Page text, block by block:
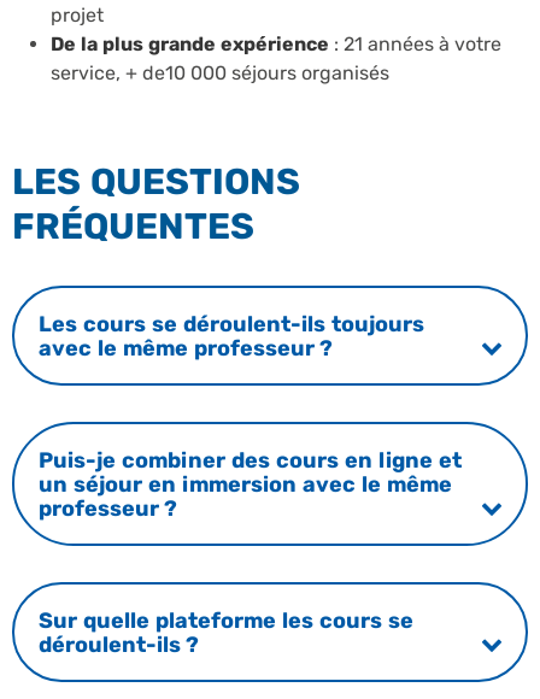
projet
De la plus grande expérience : 21 années à votre
service, + de10 000 séjours organisés
LES QUESTIONS
FRÉQUENTES
Les cours se déroulent-ils toujours
avec le même professeur ?
Puis-je combiner des cours en ligne et
un séjour en immersion avec le même
professeur ?
Sur quelle plateforme les cours se
déroulent-ils ?